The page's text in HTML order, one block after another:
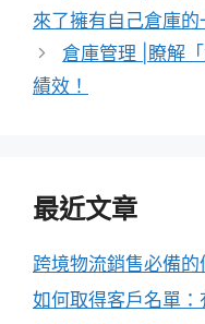
來了擁有自己倉庫的
倉庫管理 |瞭解
績效！
最近文章
跨境物流銷售必備
如何取得客戶名單